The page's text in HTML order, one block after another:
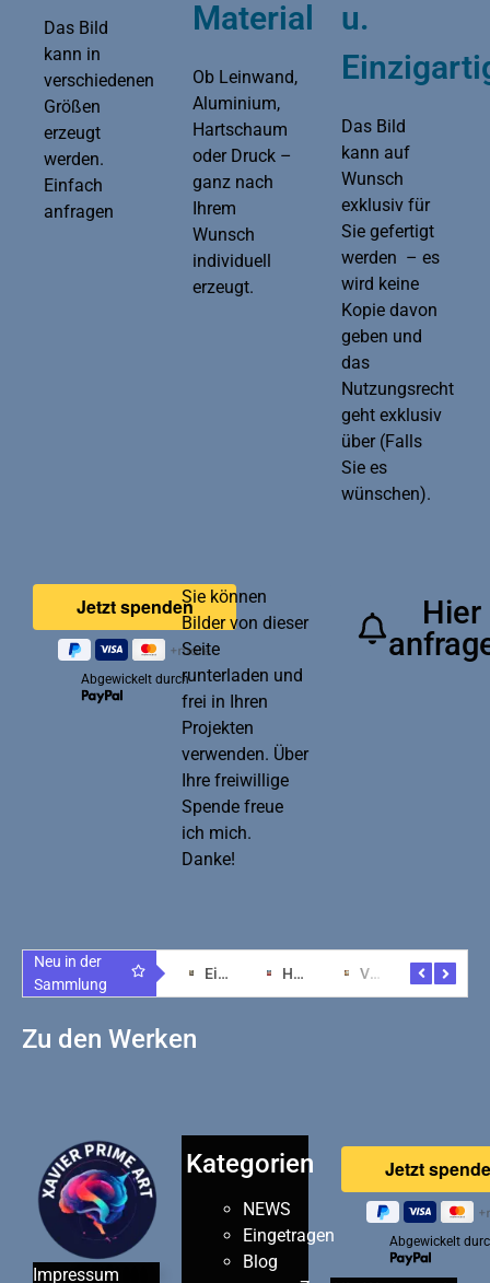
Das Bild
kann in
verschiedenen
Größen
erzeugt
werden.
Einfach
anfragen
Material
Ob Leinwand,
Aluminium,
Hartschaum
oder Druck –
ganz nach
Ihrem
Wunsch
individuell
erzeugt.
u.
Das Bild
kann auf
Wunsch
exklusiv für
Sie gefertigt
werden – es
wird keine
Kopie davon
geben und
das
Nutzungsrecht
geht exklusiv
über (Falls
Sie es
wünschen).
Abgewickelt durch
Sie können
Bilder von dieser
Seite
runterladen und
frei in Ihren
Projekten
verwenden. Über
Ihre freiwillige
Spende freue
ich mich.
Danke!
Hier
Neu in der
Sammlung
Schwebende Lichtwesen: Magie aus KI-Kunst Faszinierende Kunst: Tradition trifft Innovation Ein Hauch von Zen: Kunstwerk der Gelassenheit Harmonie von Herz und Technologie im Raum Verzauberung durch KI: Kunst im Einklang erleben Kunstvoll meditatives Erlebnis für Ihr Heim
Zu den Werken
Impressum
Kategorien
NEWS
Eingetragen
Blog
Abgewickelt